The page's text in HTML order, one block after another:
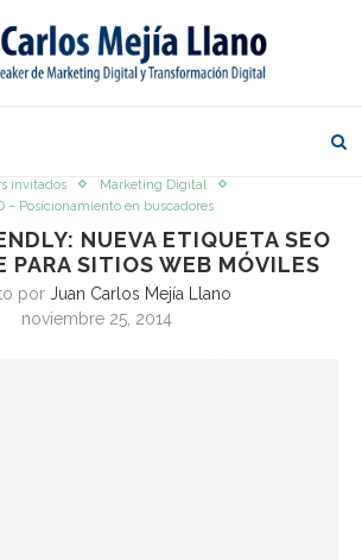
invitados
Marketing Digital
– Posicionamiento en buscadores
NUEVA ETIQUETA SEO
PARA SITIOS WEB MÓVILES
por Juan Carlos Mejía Llano
noviembre 25, 2014